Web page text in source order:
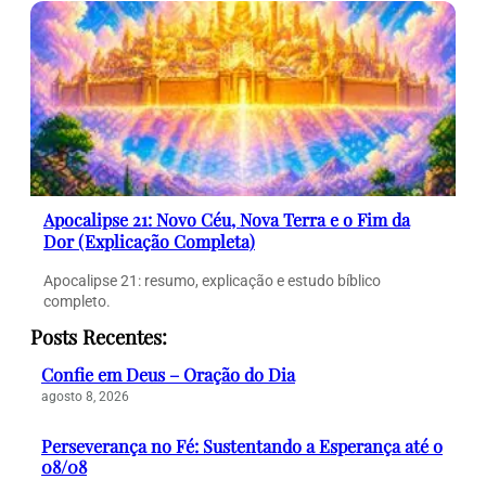
Apocalipse 21: Novo Céu, Nova Terra e o Fim da
Dor (Explicação Completa)
Apocalipse 21: resumo, explicação e estudo bíblico
completo.
Posts Recentes:
Confie em Deus – Oração do Dia
agosto 8, 2026
Perseverança no Fé: Sustentando a Esperança até o
08/08